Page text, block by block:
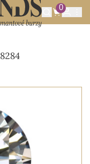
0
0.40CT D/VVS2 S GIA
8284